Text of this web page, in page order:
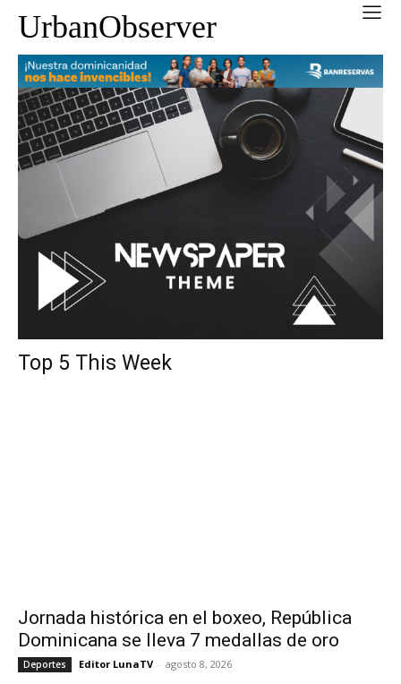
UrbanObserver
Top 5 This Week
Jornada histórica en el boxeo, República
Dominicana se lleva 7 medallas de oro
Deportes Editor LunaTV - agosto 8, 2026